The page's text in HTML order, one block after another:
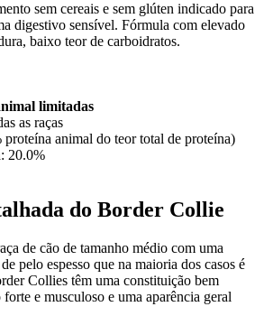
sem cereais e sem glúten indicado para
digestivo sensível. Fórmula com elevado
baixo teor de carboidratos.
limitadas
as raças
proteína animal do teor total de proteína)
20.0%
do Border Collie
de cão de tamanho médio com uma
pelo espesso que na maioria dos casos é
Collies têm uma constituição bem
e musculoso e uma aparência geral